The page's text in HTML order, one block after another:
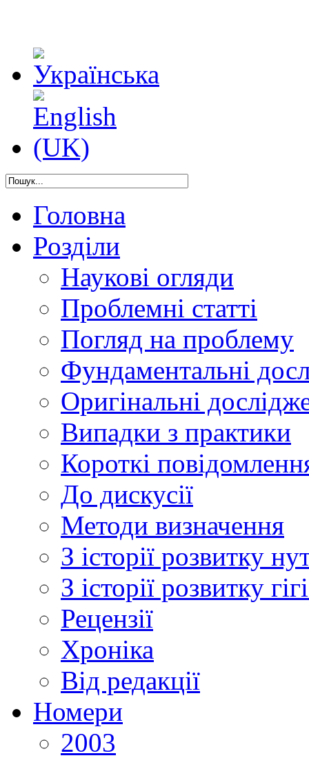
Головна
Розділи
Наукові огляди
Проблемні статті
Погляд на проблему
Фундаментальні
Оригінальні
Випадки з практики
Короткі
До дискусії
Методи визначення
З історії розвитку
З історії розвитку
Рецензії
Хроніка
Від редакції
Номери
2003